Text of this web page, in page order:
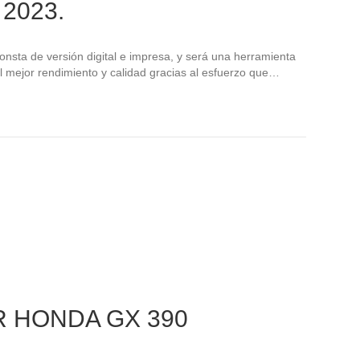
de versión digital e impresa, y será una herramienta
rendimiento y calidad gracias al esfuerzo que…
HONDA GX 390